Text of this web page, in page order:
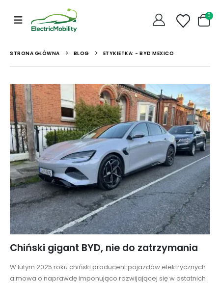
0
STRONA GŁÓWNA BLOG ETYKIETKA: - BYD MEXICO
Chiński gigant BYD, nie do zatrzymania
W lutym 2025 roku chiński producent pojazdów elektrycznych
a mowa o naprawdę imponująco rozwijającej się w ostatnich